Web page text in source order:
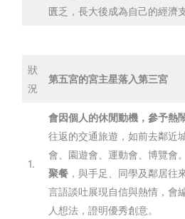
匱乏，長大後成為自己的經濟
狀
況
第五宮的宮主星落入第三宮
1.
會因個人的休閒動機，參予熱
往返的交通旅遊，如前去鄰近
會、園遊會、運動會、博覽會
聚餐 ，與手足、同學及鄰居往
言語談吐展現自信與熱情，會
人想法，證明優秀創意。